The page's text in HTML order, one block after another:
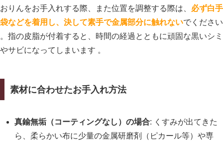
おりんをお手入れする際、また位置を調整する際は、 必ず白手
袋などを着用し、決して素手で金属部分に触れないでください
。指の皮脂が付着すると、時間の経過とともに頑固な黒いシミ
やサビになってしまいます 。
素材に合わせたお手入れ方法
真鍮無垢（コーティングなし）の場合: くすみが出てきた
ら、柔らかい布に少量の金属研磨剤（ピカール等）や専